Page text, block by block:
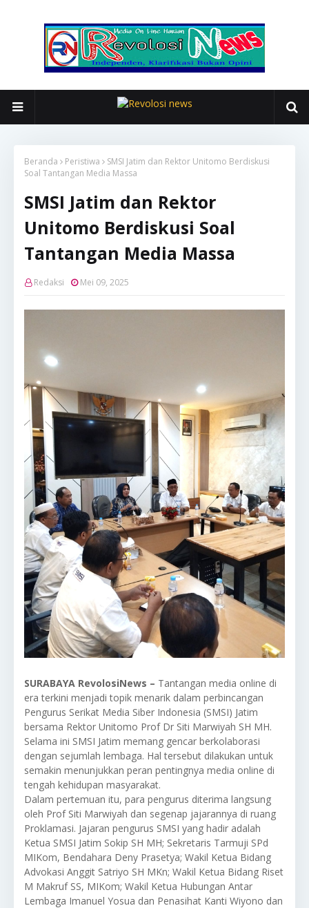
Beranda Peristiwa
SMSI Jatim dan Rektor Unitomo Berdiskusi
Soal Tantangan Media Massa
SMSI Jatim dan Rektor
Unitomo Berdiskusi Soal
Tantangan Media Massa
Redaksi Mei 09, 2025
SURABAYA RevolosiNews – Tantangan media online di
era terkini menjadi topik menarik dalam perbincangan
Pengurus Serikat Media Siber Indonesia (SMSI) Jatim
bersama Rektor Unitomo Prof Dr Siti Marwiyah SH MH.
Selama ini SMSI Jatim memang gencar berkolaborasi
dengan sejumlah lembaga. Hal tersebut dilakukan untuk
semakin menunjukkan peran pentingnya media online di
tengah kehidupan masyarakat.
Dalam pertemuan itu, para pengurus diterima langsung
oleh Prof Siti Marwiyah dan segenap jajarannya di ruang
Proklamasi. Jajaran pengurus SMSI yang hadir adalah
Ketua SMSI Jatim Sokip SH MH; Sekretaris Tarmuji SPd
MIKom, Bendahara Deny Prasetya; Wakil Ketua Bidang
Advokasi Anggit Satriyo SH MKn; Wakil Ketua Bidang Riset
M Makruf SS, MIKom; Wakil Ketua Hubungan Antar
Lembaga Imanuel Yosua dan Penasihat Kanti Wiyono dan